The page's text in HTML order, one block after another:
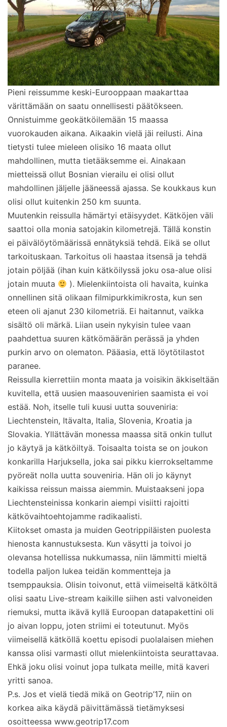
Pieni reissumme keski-Eurooppaan maakarttaa
värittämään on saatu onnellisesti päätökseen.
Onnistuimme geokätköilemään 15 maassa
vuorokauden aikana. Aikaakin vielä jäi reilusti. Aina
tietysti tulee mieleen olisiko 16 maata ollut
mahdollinen, mutta tietääksemme ei. Ainakaan
mietteissä ollut Bosnian vierailu ei olisi ollut
mahdollinen jäljelle jääneessä ajassa. Se koukkaus kun
olisi ollut kuitenkin 250 km suunta.
Muutenkin reissulla hämärtyi etäisyydet. Kätköjen väli
saattoi olla monia satojakin kilometrejä. Tällä konstin
ei päivälöytömäärissä ennätyksiä tehdä. Eikä se ollut
tarkoituskaan. Tarkoitus oli haastaa itsensä ja tehdä
jotain pöljää (ihan kuin kätköilyssä joku osa-alue olisi
jotain muuta
). Mielenkiintoista oli havaita, kuinka
onnellinen sitä olikaan filmipurkkimikrosta, kun sen
eteen oli ajanut 230 kilometriä. Ei haitannut, vaikka
sisältö oli märkä. Liian usein nykyisin tulee vaan
paahdettua suuren kätkömäärän perässä ja yhden
purkin arvo on olematon. Pääasia, että löytötilastot
paranee.
Reissulla kierrettiin monta maata ja voisikin äkkiseltään
kuvitella, että uusien maasouvenirien saamista ei voi
estää. Noh, itselle tuli kuusi uutta souveniria:
Liechtenstein, Itävalta, Italia, Slovenia, Kroatia ja
Slovakia. Yllättävän monessa maassa sitä onkin tullut
jo käytyä ja kätköiltyä. Toisaalta toista se on joukon
konkarilla Harjuksella, joka sai pikku kierrokseltamme
pyöreät nolla uutta souveniria. Hän oli jo käynyt
kaikissa reissun maissa aiemmin. Muistaakseni jopa
Liechtensteinissa konkarin aiempi visiitti rajoitti
kätkövaihtoehtojamme radikaalisti.
Kiitokset omasta ja muiden Geotrippiläisten puolesta
hienosta kannustuksesta. Kun väsytti ja toivoi jo
olevansa hotellissa nukkumassa, niin lämmitti mieltä
todella paljon lukea teidän kommentteja ja
tsemppauksia. Olisin toivonut, että viimeiseltä kätköltä
olisi saatu Live-stream kaikille siihen asti valvoneiden
riemuksi, mutta ikävä kyllä Euroopan datapakettini oli
jo aivan loppu, joten striimi ei toteutunut. Myös
viimeisellä kätköllä koettu episodi puolalaisen miehen
kanssa olisi varmasti ollut mielenkiintoista seurattavaa.
Ehkä joku olisi voinut jopa tulkata meille, mitä kaveri
yritti sanoa.
P.s. Jos et vielä tiedä mikä on Geotrip’17, niin on
korkea aika käydä päivittämässä tietämyksesi
osoitteessa www.geotrip17.com